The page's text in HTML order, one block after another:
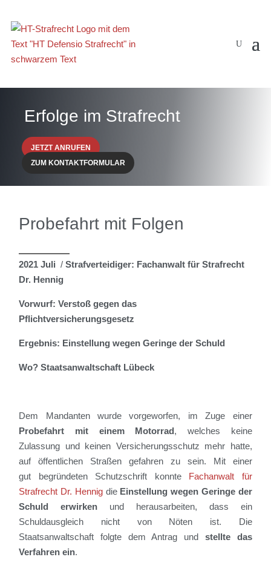
Erfolge im Strafrecht
JETZT ANRUFEN
ZUM KONTAKTFORMULAR
Probefahrt mit Folgen
2021 Juli /Strafverteidiger: Fachanwalt für Strafrecht
Dr. Hennig
Vorwurf: Verstoß gegen das
Pflichtversicherungsgesetz
Ergebnis: Einstellung wegen Geringe der Schuld
Wo? Staatsanwaltschaft Lübeck
Dem Mandanten wurde vorgeworfen, im Zuge einer
Probefahrt mit einem Motorrad, welches keine
Zulassung und keinen Versicherungsschutz mehr hatte,
auf öffentlichen Straßen gefahren zu sein. Mit einer
gut begründeten Schutzschrift konnte Fachanwalt für
Strafrecht Dr. Hennigdie Einstellungwegen Geringeder
Schuld erwirken und herausarbeiten, dass ein
Schuldausgleich nicht von Nöten ist. Die
Staatsanwaltschaft folgte dem Antrag und stellte das
Verfahren ein.